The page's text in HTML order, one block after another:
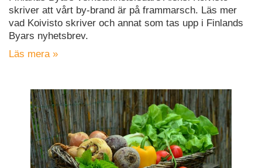
skriver att vårt by-brand är på frammarsch. Läs mer
vad Koivisto skriver och annat som tas upp i Finlands
Byars nyhetsbrev.
Läs mera »